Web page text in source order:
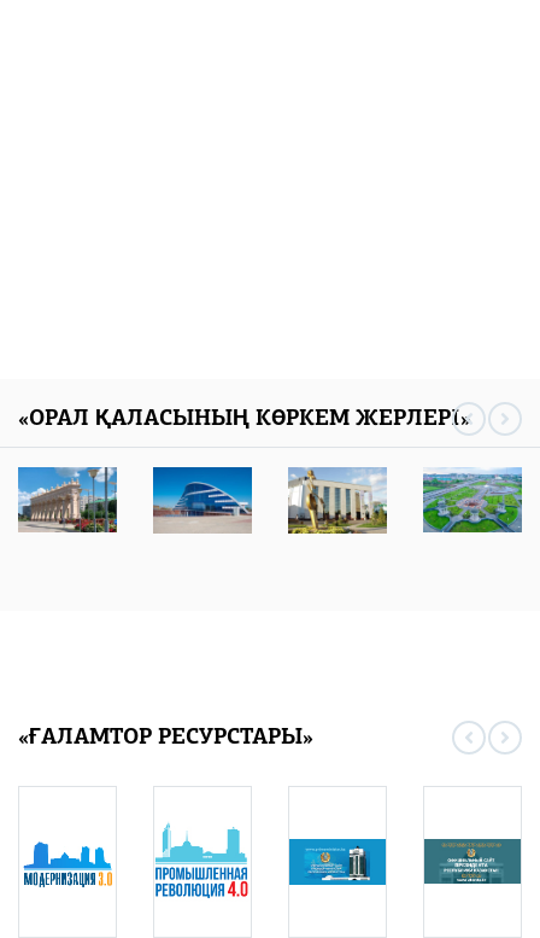
«ОРАЛ ҚАЛАСЫНЫҢ КӨРКЕМ ЖЕРЛЕРІ»
«ҒАЛАМТОР РЕСУРСТАРЫ»